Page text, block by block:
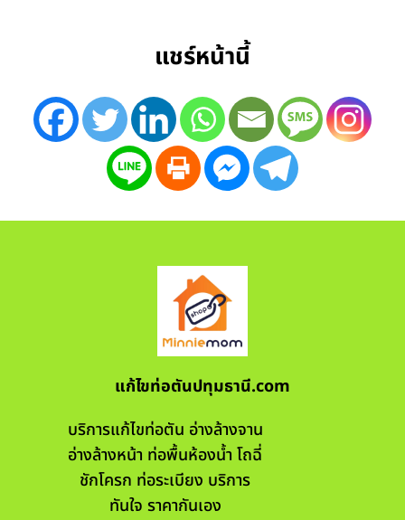
แชร์หน้านี้
แก้ไขท่อตันปทุมธานี.com
บริการแก้ไขท่อตัน อ่างล้างจาน
อ่างล้างหน้า ท่อพื้นห้องน้ำ โถฉี่
ชักโครก ท่อระเบียง บริการ
ทันใจ ราคากันเอง